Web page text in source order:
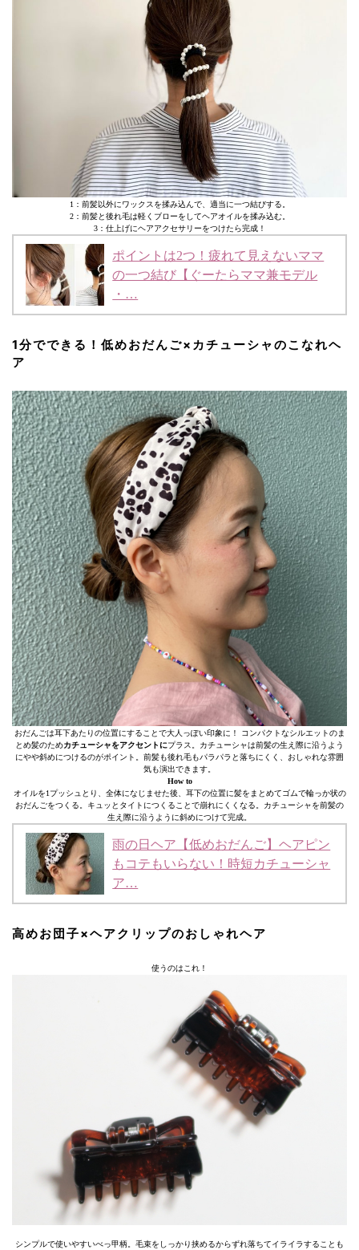
1：前髪以外にワックスを揉み込んで、適当に一つ結びする。
2：前髪と後れ毛は軽くブローをしてヘアオイルを揉み込む。
3：仕上げにヘアアクセサリーをつけたら完成！
ポイントは2つ！疲れて見えないママ
の一つ結び【ぐーたらママ兼モデル
・…
1分でできる！低めおだんご×カチューシャのこなれヘ
ア
おだんごは耳下あたりの位置にすることで大人っぽい印象に！ コンパクトなシルエットのま
とめ髪のためカチューシャをアクセントにプラス。カチューシャは前髪の生え際に沿うよう
にやや斜めにつけるのがポイント。前髪も後れ毛もパラパラと落ちにくく、おしゃれな雰囲
気も演出できます。
How to
オイルを1プッシュとり、全体になじませた後、耳下の位置に髪をまとめてゴムで輪っか状の
おだんごをつくる。キュッとタイトにつくることで崩れにくくなる。カチューシャを前髪の
生え際に沿うように斜めにつけて完成。
雨の日ヘア【低めおだんご】ヘアピン
もコテもいらない！時短カチューシャ
ア…
高めお団子×ヘアクリップのおしゃれヘア
使うのはこれ！
シンプルで使いやすいべっ甲柄。毛束をしっかり挟めるからずれ落ちてイライラすることも